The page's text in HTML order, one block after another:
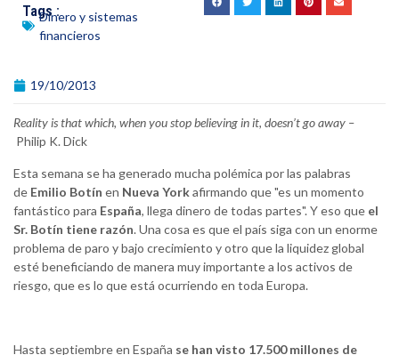
Tags :Dinero y sistemas
financieros
19/10/2013
Reality is that which, when you stop believing in it, doesn’t go away –
Philip K. Dick
Esta semana se ha generado mucha polémica por las palabras
de Emilio Botín en Nueva Yorkafirmando que "es un momento
fantástico para España, llega dinero de todas partes". Y eso que el
Sr. Botín tiene razón. Una cosa es que el país siga con un enorme
problema de paro y bajo crecimiento y otro que la liquidez global
esté beneficiando de manera muy importante a los activos de
riesgo, que es lo que está ocurriendo en toda Europa.
Hasta septiembre en España se han visto 17.500 millones de